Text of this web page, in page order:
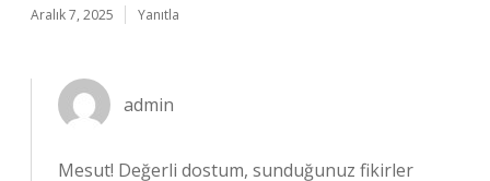
Aralık 7, 2025 Yanıtla
admin
Mesut! Değerli dostum, sunduğunuz fikirler